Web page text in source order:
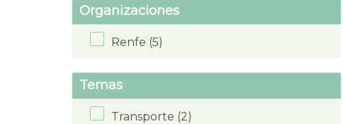
Organizaciones
Renfe (5)
Temas
Transporte (2)